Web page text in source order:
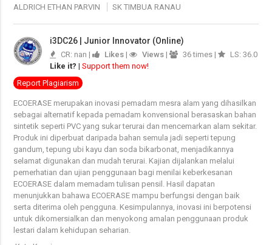
ALDRICH ETHAN PARVIN SK TIMBUA RANAU
i3DC26 | Junior Innovator (Online)
CR: nan | Likes | Views | 36 times |
LS: 36.0
Like it? |Support them now!
Report Plagiarism
ECOERASE merupakan inovasi pemadam mesra alam yang dihasilkan
sebagai alternatif kepada pemadam konvensional berasaskan bahan
sintetik seperti PVC yang sukar terurai dan mencemarkan alam sekitar.
Produk ini diperbuat daripada bahan semula jadi seperti tepung
gandum, tepung ubi kayu dan soda bikarbonat, menjadikannya
selamat digunakan dan mudah terurai. Kajian dijalankan melalui
pemerhatian dan ujian penggunaan bagi menilai keberkesanan
ECOERASE dalam memadam tulisan pensil. Hasil dapatan
menunjukkan bahawa ECOERASE mampu berfungsi dengan baik
serta diterima oleh pengguna. Kesimpulannya, inovasi ini berpotensi
untuk dikomersialkan dan menyokong amalan penggunaan produk
lestari dalam kehidupan seharian.